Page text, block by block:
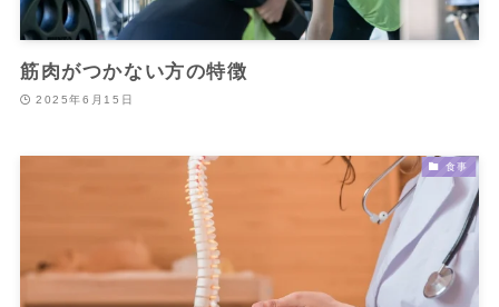
筋肉がつかない方の特徴
2025年6月15日
食事